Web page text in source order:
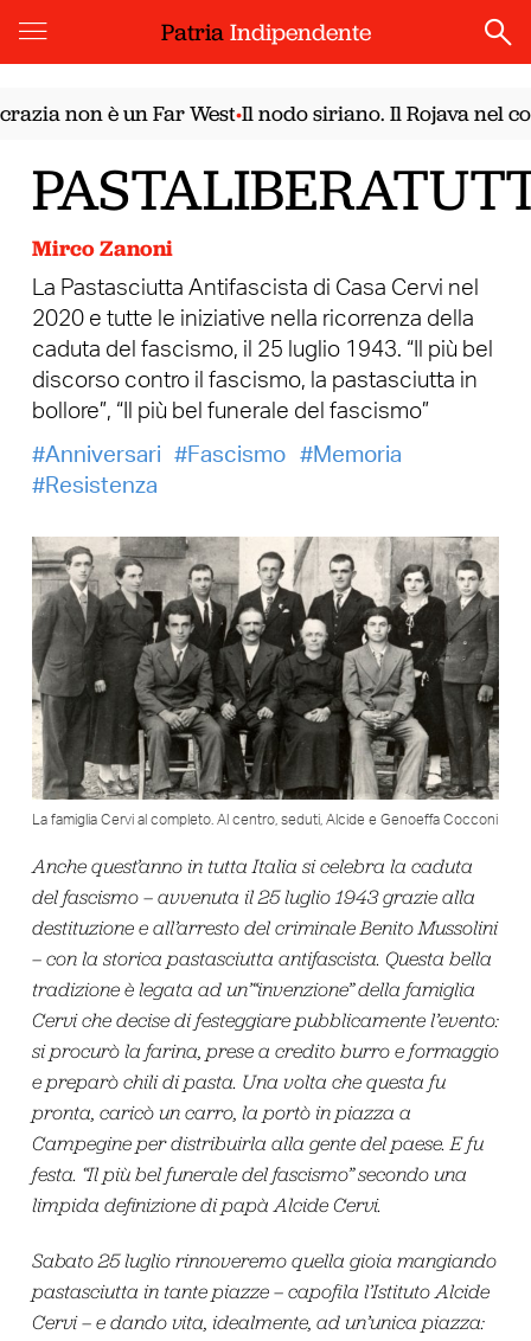
PatriaIndipendente
non è un Far West•Il nodo siriano. Il Rojava nel
Mirco Zanoni
La Pastasciutta Antifascista di Casa Cervi nel
2020 e tutte le iniziative nella ricorrenza della
caduta del fascismo, il 25 luglio 1943. “Il più bel
discorso contro il fascismo, la pastasciutta in
bollore”, “Il più bel funerale del fascismo”
Anniversari
Fascismo
Memoria
Resistenza
La famiglia Cervi al completo. Al centro, seduti, Alcide e Genoeffa Cocconi
Anche quest’anno in tutta Italia si celebra la caduta
del fascismo – avvenuta il 25 luglio 1943 grazie alla
destituzione e all’arresto del criminale Benito Mussolini
– con la storica pastasciutta antifascista. Questa bella
tradizione è legata ad un’“invenzione” della famiglia
Cervi che decise di festeggiare pubblicamente l’evento:
si procurò la farina, prese a credito burro e formaggio
e preparò chili di pasta. Una volta che questa fu
pronta, caricò un carro, la portò in piazza a
Campegine per distribuirla alla gente del paese. E fu
festa. “Il più bel funerale del fascismo” secondo una
limpida definizione di papà Alcide Cervi.
Sabato 25 luglio rinnoveremo quella gioia mangiando
pastasciutta in tante piazze – capofila l’Istituto Alcide
Cervi – e dando vita, idealmente, ad un’unica piazza: